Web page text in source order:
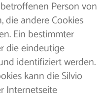
Person von
die andere Cookies
Ein bestimmter
die eindeutige
identifiziert werden.
kann die Silvio